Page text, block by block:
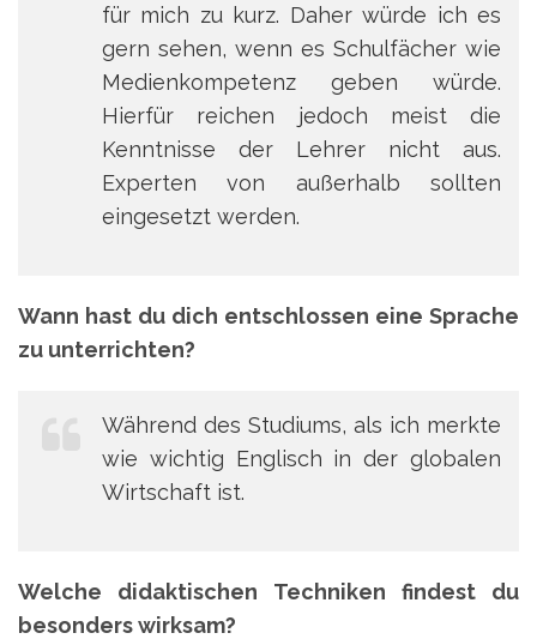
für mich zu kurz. Daher würde ich es
gern sehen, wenn es Schulfächer wie
Medienkompetenz geben würde.
Hierfür reichen jedoch meist die
Kenntnisse der Lehrer nicht aus.
Experten von außerhalb sollten
eingesetzt werden.
Wann hast du dich entschlossen eine Sprache
zu unterrichten?
Während des Studiums, als ich merkte
wie wichtig Englisch in der globalen
Wirtschaft ist.
Welche didaktischen Techniken findest du
besonders wirksam?